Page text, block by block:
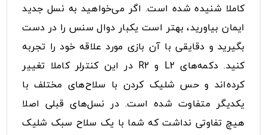
کاملا شنیده شده است. اگر می‌خواهید به نسل جدید
ایمان بیاورید، بهتر است یکبار دوال سنس را در دست
بگیرید و دقایقی با آن بازی مورد علاقه خود را تجربه
کنید. دکمه‌های L2 و R2 در این کنترلر کاملا تغییر
کرده‌اند و حس شلیک کردن با سلاح‌های مختلف با
یکدیگر متفاوت شده است. در نسل‌های قبلی اصلا
هیچ تفاوتی نداشت که شما با یک سلاح سبک شلیک